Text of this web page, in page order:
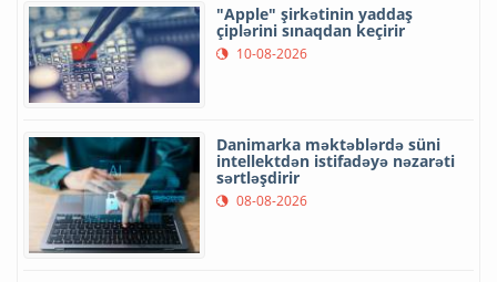
"Apple" şirkətinin yaddaş
çiplərini sınaqdan keçirir
10-08-2026
Danimarka məktəblərdə süni
intellektdən istifadəyə nəzarəti
sərtləşdirir
08-08-2026